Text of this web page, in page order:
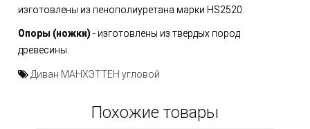
изготовлены из пенополиуретана марки HS2520.
Опоры (ножки) - изготовлены из твердых пород
древесины.
Диван МАНХЭТТЕН угловой
Похожие товары